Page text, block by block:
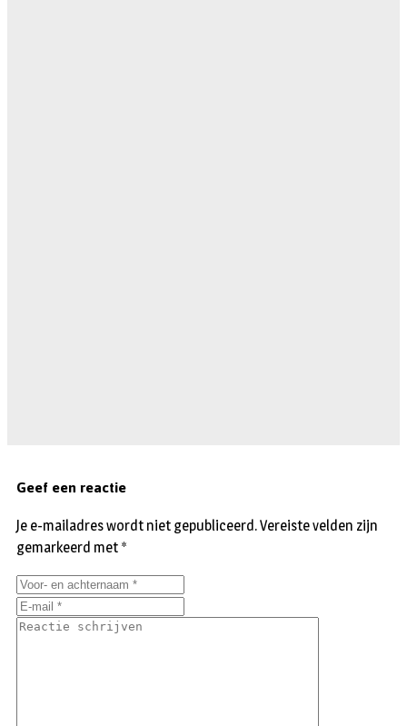
Geef een reactie
Je e-mailadres wordt niet gepubliceerd.Vereiste velden zijn
gemarkeerd met *